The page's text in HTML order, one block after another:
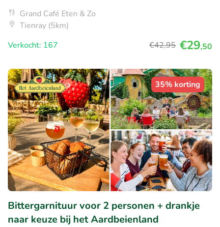
Grand Café Eten & Zo
Tienray (5km)
Verkocht: 167
€42,95 €29,50
35% korting
Bittergarnituur voor 2 personen + drankje
naar keuze bij het Aardbeienland